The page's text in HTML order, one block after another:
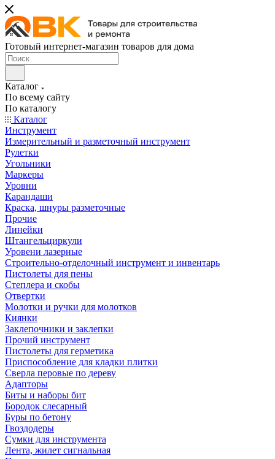
Готовый интернет-магазин товаров для дома
Каталог
По всему сайту
По каталогу
Каталог
Инструмент
Измерительный и разметочный инструмент
Рулетки
Угольники
Маркеры
Уровни
Карандаши
Краска, шнуры разметочные
Прочие
Линейки
Штангельциркули
Уровени лазерные
Строительно-отделочный инструмент и инвентарь
Пистолеты для пены
Степлера и скобы
Отвертки
Молотки и ручки для молотков
Киянки
Заклепочники и заклепки
Прочий инструмент
Пистолеты для герметика
Приспособление для кладки плитки
Сверла перовые по дереву
Адапторы
Биты и наборы бит
Бородок слесарный
Буры по бетону
Гвоздодеры
Сумки для инструмента
Лента, жилет сигнальная